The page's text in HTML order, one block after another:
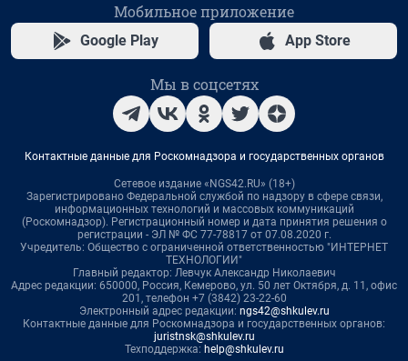
Мобильное приложение
Google Play App Store
Мы в соцсетях
Контактные данные для Роскомнадзора и государственных органов
Сетевое издание «NGS42.RU» (18+)
Зарегистрировано Федеральной службой по надзору в сфере связи,
информационных технологий и массовых коммуникаций
(Роскомнадзор). Регистрационный номер и дата принятия решения о
регистрации - ЭЛ № ФС 77-78817 от 07.08.2020 г.
Учредитель: Общество с ограниченной ответственностью "ИНТЕРНЕТ
ТЕХНОЛОГИИ"
Главный редактор: Левчук Александр Николаевич
Адрес редакции: 650000, Россия, Кемерово, ул. 50 лет Октября, д. 11, офис
201, телефон +7 (3842) 23-22-60
Электронный адрес редакции: ngs42@shkulev.ru
Контактные данные для Роскомнадзора и государственных органов:
juristnsk@shkulev.ru
Техподдержка: help@shkulev.ru